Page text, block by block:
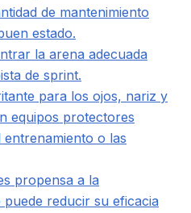
de mantenimiento
estado.
la arena adecuada
de sprint.
para los ojos, nariz y
equipos protectores
o las
propensa a la
reducir su eficacia